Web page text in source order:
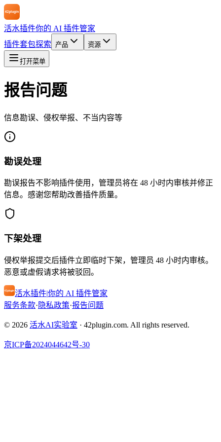
活水插件你的 AI 插件管家
插件套包探索 产品 资源
打开菜单
报告问题
信息勘误、侵权举报、不当内容等
勘误处理
勘误报告不影响插件使用，管理员将在 48 小时内审核并修正
信息。感谢您帮助改善插件质量。
下架处理
侵权举报提交后插件立即临时下架，管理员 48 小时内审核。
恶意或虚假请求将被驳回。
活水插件|你的 AI 插件管家
服务条款· 隐私政策·报告问题
© 2026 活水AI实验室 · 42plugin.com. All rights reserved.
京ICP备2024044642号-30